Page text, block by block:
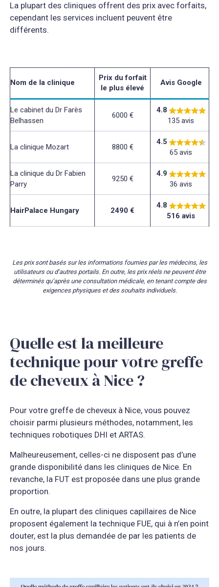
La plupart des cliniques offrent des prix avec forfaits,
cependant les services incluent peuvent être
différents.
Nom de la clinique
Prix du forfait
le plus élevé
Avis Google
Le cabinet du Dr Farès
Belhassen
6000 €
4.8
135 avis
La clinique Mozart 8800 €
4.5
65 avis
La clinique du Dr Fabien
Parry
9250 €
4.9
36 avis
HairPalace Hungary 2490 €
4.8
516 avis
Les prix sont basés sur les informations fournies par les médecins, les
utilisateurs ou d’autres portails. En outre, les prix réels ne peuvent être
déterminés qu’après une consultation médicale, en tenant compte des
exigences physiques et des souhaits individuels.
Quelle est la meilleure
technique pour votre greffe
de cheveux à Nice ?
Pour votre greffe de cheveux à Nice, vous pouvez
choisir parmi plusieurs méthodes, notamment, les
techniques robotiques DHI et ARTAS.
Malheureusement, celles-ci ne disposent pas d’une
grande disponibilité dans les cliniques de Nice. En
revanche, la FUT est proposée dans une plus grande
proportion.
En outre, la plupart des cliniques capillaires de Nice
proposent également la technique FUE, qui à n’en point
douter, est la plus demandée de par les patients de
nos jours.